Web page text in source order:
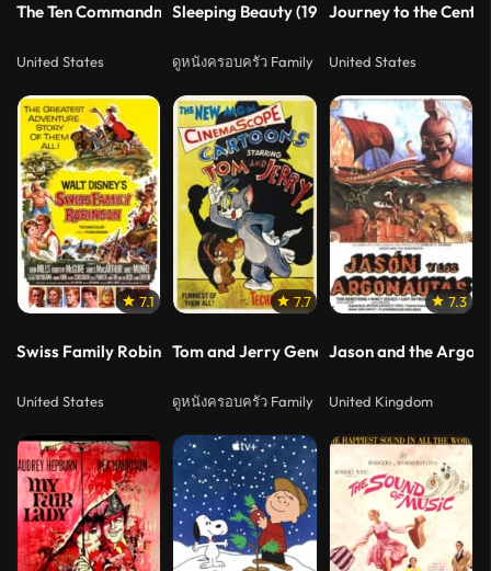
The Ten Commandments (1956) บัญญัติสิบประการ
United States
Sleeping Beauty (1959) เจ้าหญิงนิทรา
ดูหนังครอบครัว Family
Journey to the
United States
7.1
Swiss Family Robinson (1960) ผจญภัยทะเลใต้
United States
7.7
Tom and Jerry Gene Deitch Collection
ดูหนังครอบครัว Family
7.3
Jason and the
United Kingdom